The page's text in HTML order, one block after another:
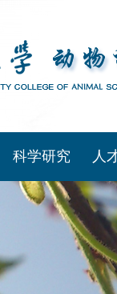
科学研究 人